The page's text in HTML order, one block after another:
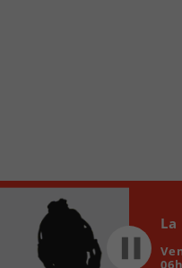
locale vous sont
Audio
Player
00:00